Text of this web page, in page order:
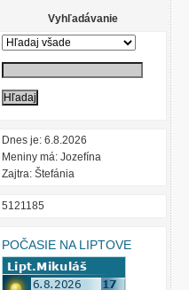
Vyhľadávanie
Dnes je: 6.8.2026
Meniny má: Jozefína
Zajtra: Štefánia
5121185
POČASIE NA LIPTOVE